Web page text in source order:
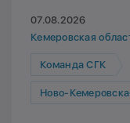
07.08.2026
Кемеровская
Команда СГК
Ново-